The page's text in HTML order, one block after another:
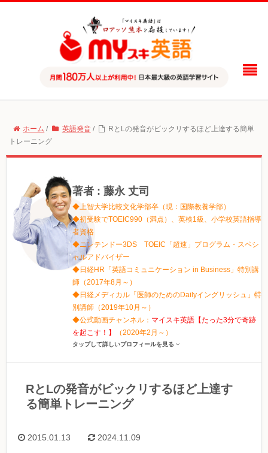
ホーム / 英語発音 /
RとLの発音がビックリするほど上達する簡単
トレーニング
著者 : 藤永 丈司
◆上智大学比較文化学部卒（現：国際教養学部）
◆初受験でTOEIC990（満点）、英検1級、小学校英語指導
者資格
◆ニンテンドー3DS TOEIC「超速」プログラム・スペシ
ャルアドバイザー
◆日経HR「英語コミュニケーション in Business」特別講
師（2017年8月～）
◆日経メディカル「医師のためのDailyイングリッシュ」特
別講師（2019年10月～）
◆公式動画チャンネル： マイスキ英語【たった3分で奇跡
を起こす！】
（2020年2月～）
タップして詳しいプロフィールを見る
RとLの発音がビックリするほど上達す
る簡単トレーニング
2015.01.13 2024.11.09